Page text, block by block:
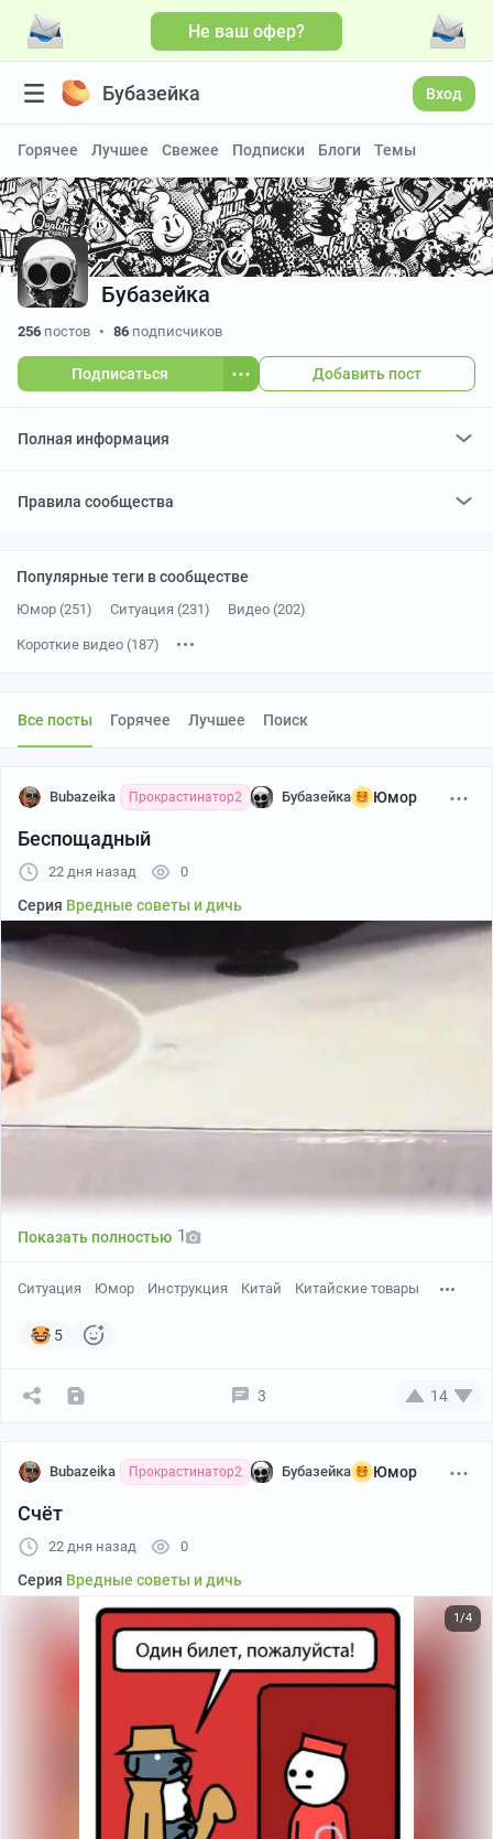
Не ваш офер?
Бубазейка Вход
Горячее Лучшее Свежее Подписки Блоги Темы
Бубазейка
256 постов • 86 подписчиков
Подписаться Добавить пост
Полная информация
Правила сообщества
Популярные теги в сообществе
Юмор (251) Ситуация (231) Видео (202)
Короткие видео (187)
Повтор (40) Мемы (36) Смотреть со звуком (31)
Кот (30) Со звуком (19)
Диалог (18) Жизненно (17) Постановка (16) Стыд (15)
Комиксы (9) Глупость (8) Курьез (8) Странности (8)
Еда (8) Лайфхак (7) Неадекват (7) Домашние животные (7)
Все посты Горячее Лучшее Поиск
Bubazeika Прокрастинатор2 Бубазейка Юмор
Беспощадный
22 дня назад 0
Серия Вредные советы и дичь
Б -беспощадность.
Показать полностью 1
Ситуация Юмор Инструкция Китай Китайские товары
5
3 14
Bubazeika Прокрастинатор2 Бубазейка Юмор
Счёт
22 дня назад 0
Серия Вредные советы и дичь
1/4
Больше видео